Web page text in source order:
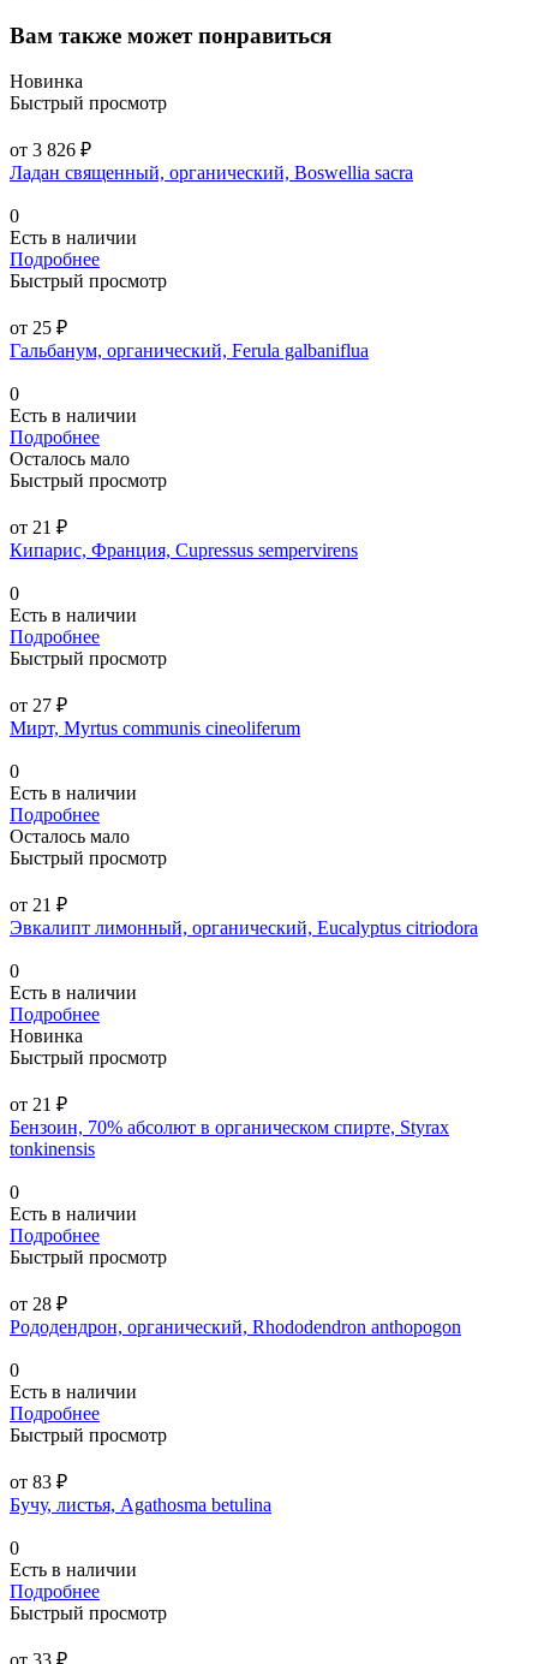
Вам также может понравиться
Новинка
Быстрый просмотр
от 3 826 ₽
Ладан священный, органический, Boswellia sacra
0
Есть в наличии
Подробнее
Быстрый просмотр
от 25 ₽
Гальбанум, органический, Ferula galbaniflua
0
Есть в наличии
Подробнее
Осталось мало
Быстрый просмотр
от 21 ₽
Кипарис, Франция, Cupressus sempervirens
0
Есть в наличии
Подробнее
Быстрый просмотр
от 27 ₽
Мирт, Myrtus communis cineoliferum
0
Есть в наличии
Подробнее
Осталось мало
Быстрый просмотр
от 21 ₽
Эвкалипт лимонный, органический, Eucalyptus citriodora
0
Есть в наличии
Подробнее
Новинка
Быстрый просмотр
от 21 ₽
Бензоин, 70% абсолют в органическом спирте, Styrax
tonkinensis
0
Есть в наличии
Подробнее
Быстрый просмотр
от 28 ₽
Рододендрон, органический, Rhododendron anthopogon
0
Есть в наличии
Подробнее
Быстрый просмотр
от 83 ₽
Бучу, листья, Agathosma betulina
0
Есть в наличии
Подробнее
Быстрый просмотр